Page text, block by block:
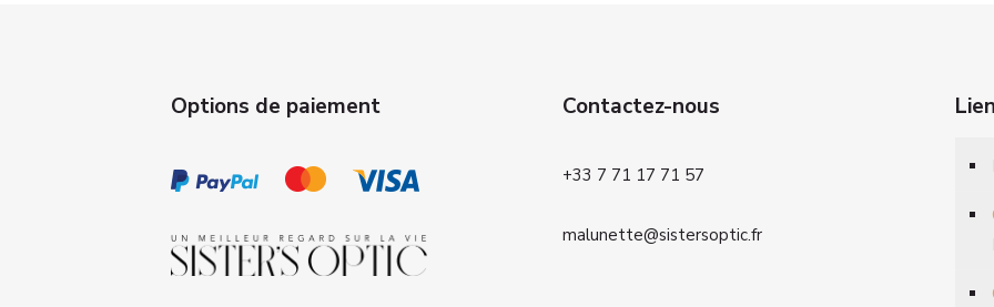
Options de paiement Contactez-nous
+33 7 71 17 71 57
malunette@sistersoptic.fr